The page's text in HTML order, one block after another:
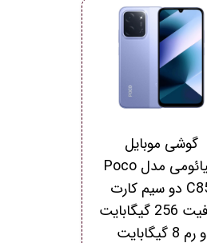
گوشی موبایل
شیائومی مدل Poco
C85 دو سیم کارت
ظرفیت 256 گیگابایت
و رم 8 گیگابایت